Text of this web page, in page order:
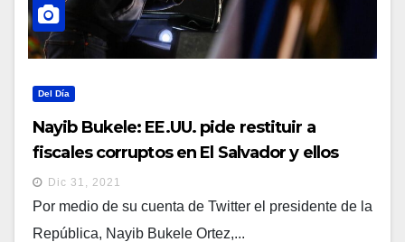
Del Día
Nayib Bukele: EE.UU. pide restituir a
fiscales corruptos en El Salvador y ellos
destituyen a fiscales honestos
Dic 31, 2021
Por medio de su cuenta de Twitter el presidente de la
República, Nayib Bukele Ortez,...